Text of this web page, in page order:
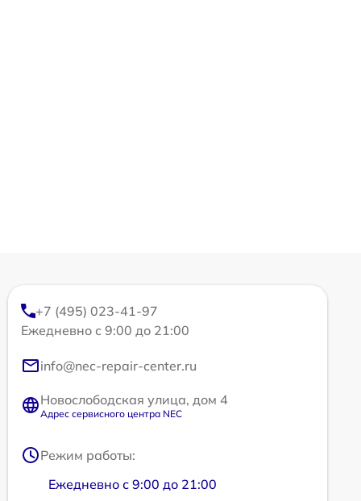
+7 (495) 023-41-97
Ежедневно с 9:00 до 21:00
info@nec-repair-center.ru
Новослободская улица, дом 4
Адрес сервисного центра NEC
Режим работы:
Ежедневно с 9:00 до 21:00